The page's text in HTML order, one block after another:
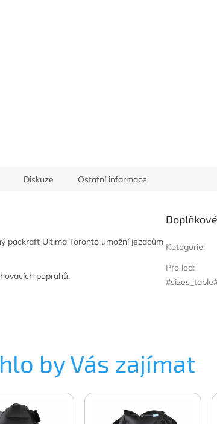
Diskuze Ostatní informace
packraft Ultima Toronto umožní jezdcům
popruhů.
Kategorie:
Pro loď:
by Vás zajímat